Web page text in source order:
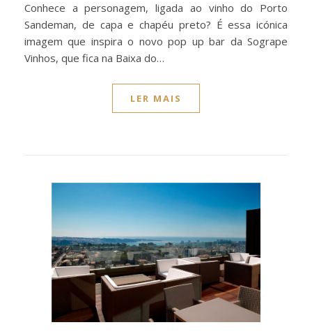
Conhece a personagem, ligada ao vinho do Porto
Sandeman, de capa e chapéu preto? É essa icónica
imagem que inspira o novo pop up bar da Sogrape
Vinhos, que fica na Baixa do…
LER MAIS